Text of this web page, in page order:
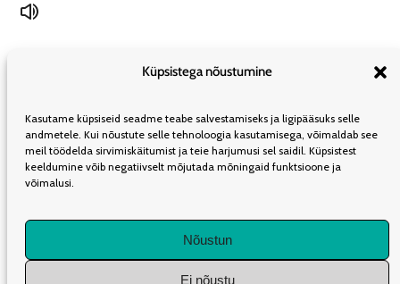
Küpsistega nõustumine
Kasutame küpsiseid seadme teabe salvestamiseks ja ligipääsuks selle
andmetele. Kui nõustute selle tehnoloogia kasutamisega, võimaldab see
meil töödelda sirvimiskäitumist ja teie harjumusi sel saidil. Küpsistest
keeldumine võib negatiivselt mõjutada mõningaid funktsioone ja
võimalusi.
Nõustun
Ei nõustu
ÜLDINFOTOIMETUSKAASAUTORLUSESTREKLAAMLEVI
TELLIMINEKASUTUSTINGIMUSED
LIITU UUDISKIRJAGA
Iganädalane kokkuvõte olulisematest artiklitest Müürilehes.